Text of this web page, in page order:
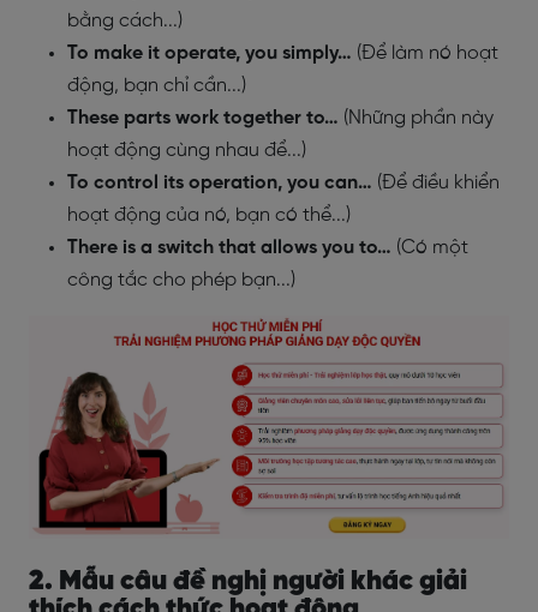
bằng cách...)
To make it operate, you simply… (Để làm nó hoạt
động, bạn chỉ cần...)
These parts work together to… (Những phần này
hoạt động cùng nhau để...)
To control its operation, you can… (Để điều khiển
hoạt động của nó, bạn có thể...)
There is a switch that allows you to… (Có một
công tắc cho phép bạn...)
2. Mẫu câu đề nghị người khác giải